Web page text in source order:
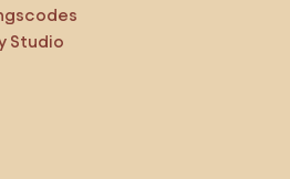
Studio